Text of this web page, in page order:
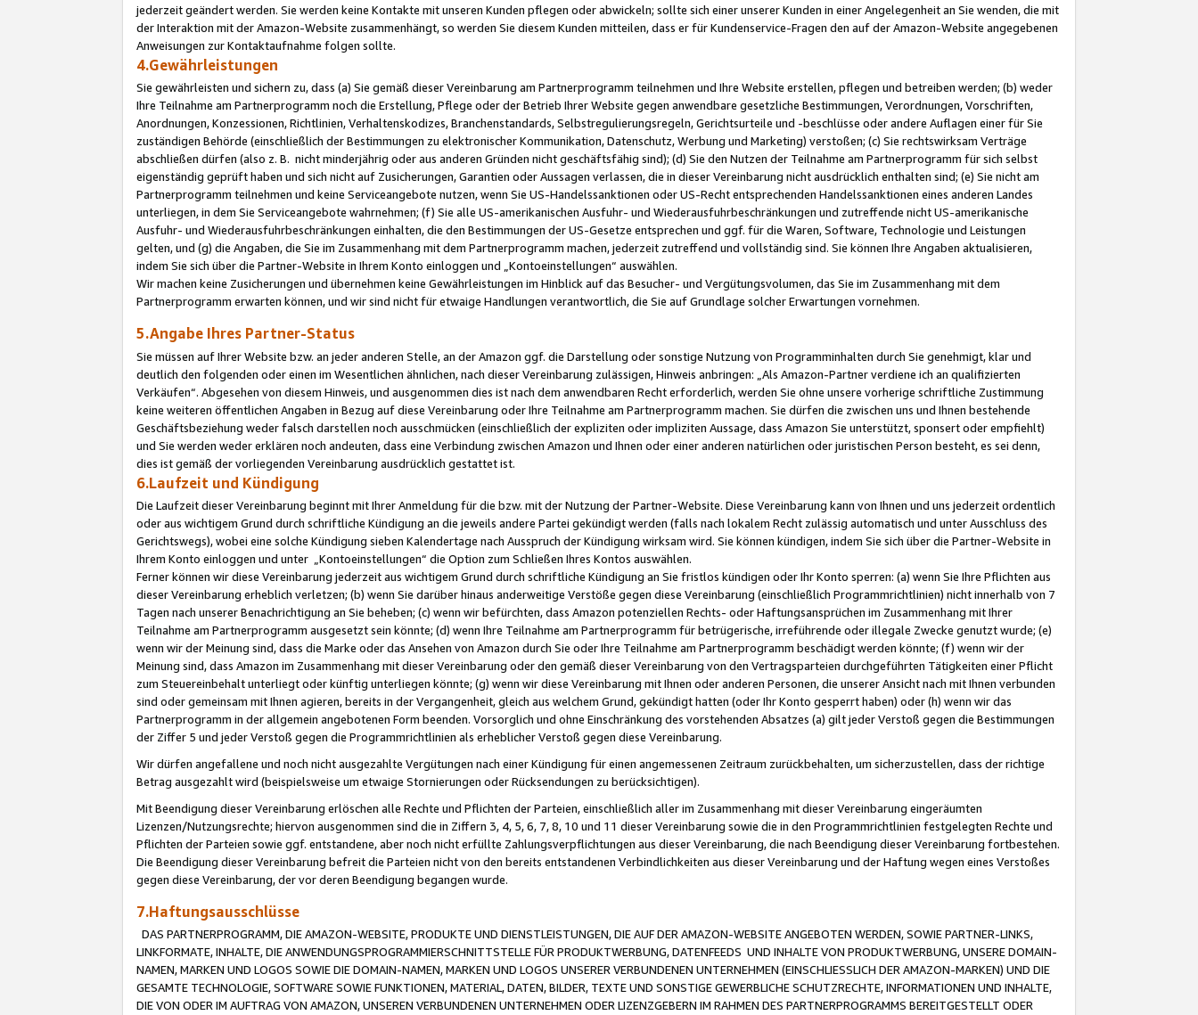
jederzeit geändert werden. Sie werden keine Kontakte mit unseren Kunden pflegen oder abwickeln; sollte sich einer unserer Kunden in einer Angelegenheit an Sie wenden, die mit
der Interaktion mit der Amazon-Website zusammenhängt, so werden Sie diesem Kunden mitteilen, dass er für Kundenservice-Fragen den auf der Amazon-Website angegebenen
Anweisungen zur Kontaktaufnahme folgen sollte.
4.Gewährleistungen
Sie gewährleisten und sichern zu, dass (a) Sie gemäß dieser Vereinbarung am Partnerprogramm teilnehmen und Ihre Website erstellen, pflegen und betreiben werden; (b) weder
Ihre Teilnahme am Partnerprogramm noch die Erstellung, Pflege oder der Betrieb Ihrer Website gegen anwendbare gesetzliche Bestimmungen, Verordnungen, Vorschriften,
Anordnungen, Konzessionen, Richtlinien, Verhaltenskodizes, Branchenstandards, Selbstregulierungsregeln, Gerichtsurteile und -beschlüsse oder andere Auflagen einer für Sie
zuständigen Behörde (einschließlich der Bestimmungen zu elektronischer Kommunikation, Datenschutz, Werbung und Marketing) verstoßen; (c) Sie rechtswirksam Verträge
abschließen dürfen (also z. B. nicht minderjährig oder aus anderen Gründen nicht geschäftsfähig sind); (d) Sie den Nutzen der Teilnahme am Partnerprogramm für sich selbst
eigenständig geprüft haben und sich nicht auf Zusicherungen, Garantien oder Aussagen verlassen, die in dieser Vereinbarung nicht ausdrücklich enthalten sind; (e) Sie nicht am
Partnerprogramm teilnehmen und keine Serviceangebote nutzen, wenn Sie US-Handelssanktionen oder US-Recht entsprechenden Handelssanktionen eines anderen Landes
unterliegen, in dem Sie Serviceangebote wahrnehmen; (f) Sie alle US-amerikanischen Ausfuhr- und Wiederausfuhrbeschränkungen und zutreffende nicht US-amerikanische
Ausfuhr- und Wiederausfuhrbeschränkungen einhalten, die den Bestimmungen der US-Gesetze entsprechen und ggf. für die Waren, Software, Technologie und Leistungen
gelten, und (g) die Angaben, die Sie im Zusammenhang mit dem Partnerprogramm machen, jederzeit zutreffend und vollständig sind. Sie können Ihre Angaben aktualisieren,
indem Sie sich über die Partner-Website in Ihrem Konto einloggen und „Kontoeinstellungen“ auswählen.
Wir machen keine Zusicherungen und übernehmen keine Gewährleistungen im Hinblick auf das Besucher- und Vergütungsvolumen, das Sie im Zusammenhang mit dem
Partnerprogramm erwarten können, und wir sind nicht für etwaige Handlungen verantwortlich, die Sie auf Grundlage solcher Erwartungen vornehmen.
5.Angabe Ihres Partner-Status
Sie müssen auf Ihrer Website bzw. an jeder anderen Stelle, an der Amazon ggf. die Darstellung oder sonstige Nutzung von Programminhalten durch Sie genehmigt, klar und
deutlich den folgenden oder einen im Wesentlichen ähnlichen, nach dieser Vereinbarung zulässigen, Hinweis anbringen: „Als Amazon-Partner verdiene ich an qualifizierten
Verkäufen“. Abgesehen von diesem Hinweis, und ausgenommen dies ist nach dem anwendbaren Recht erforderlich, werden Sie ohne unsere vorherige schriftliche Zustimmung
keine weiteren öffentlichen Angaben in Bezug auf diese Vereinbarung oder Ihre Teilnahme am Partnerprogramm machen. Sie dürfen die zwischen uns und Ihnen bestehende
Geschäftsbeziehung weder falsch darstellen noch ausschmücken (einschließlich der expliziten oder impliziten Aussage, dass Amazon Sie unterstützt, sponsert oder empfiehlt)
und Sie werden weder erklären noch andeuten, dass eine Verbindung zwischen Amazon und Ihnen oder einer anderen natürlichen oder juristischen Person besteht, es sei denn,
dies ist gemäß der vorliegenden Vereinbarung ausdrücklich gestattet ist.
6.Laufzeit und Kündigung
Die Laufzeit dieser Vereinbarung beginnt mit Ihrer Anmeldung für die bzw. mit der Nutzung der Partner-Website. Diese Vereinbarung kann von Ihnen und uns jederzeit ordentlich
oder aus wichtigem Grund durch schriftliche Kündigung an die jeweils andere Partei gekündigt werden (falls nach lokalem Recht zulässig automatisch und unter Ausschluss des
Gerichtswegs), wobei eine solche Kündigung sieben Kalendertage nach Ausspruch der Kündigung wirksam wird. Sie können kündigen, indem Sie sich über die Partner-Website in
Ihrem Konto einloggen und unter „Kontoeinstellungen“ die Option zum Schließen Ihres Kontos auswählen.
Ferner können wir diese Vereinbarung jederzeit aus wichtigem Grund durch schriftliche Kündigung an Sie fristlos kündigen oder Ihr Konto sperren: (a) wenn Sie Ihre Pflichten aus
dieser Vereinbarung erheblich verletzen; (b) wenn Sie darüber hinaus anderweitige Verstöße gegen diese Vereinbarung (einschließlich Programmrichtlinien) nicht innerhalb von 7
Tagen nach unserer Benachrichtigung an Sie beheben; (c) wenn wir befürchten, dass Amazon potenziellen Rechts- oder Haftungsansprüchen im Zusammenhang mit Ihrer
Teilnahme am Partnerprogramm ausgesetzt sein könnte; (d) wenn Ihre Teilnahme am Partnerprogramm für betrügerische, irreführende oder illegale Zwecke genutzt wurde; (e)
wenn wir der Meinung sind, dass die Marke oder das Ansehen von Amazon durch Sie oder Ihre Teilnahme am Partnerprogramm beschädigt werden könnte; (f) wenn wir der
Meinung sind, dass Amazon im Zusammenhang mit dieser Vereinbarung oder den gemäß dieser Vereinbarung von den Vertragsparteien durchgeführten Tätigkeiten einer Pflicht
zum Steuereinbehalt unterliegt oder künftig unterliegen könnte; (g) wenn wir diese Vereinbarung mit Ihnen oder anderen Personen, die unserer Ansicht nach mit Ihnen verbunden
sind oder gemeinsam mit Ihnen agieren, bereits in der Vergangenheit, gleich aus welchem Grund, gekündigt hatten (oder Ihr Konto gesperrt haben) oder (h) wenn wir das
Partnerprogramm in der allgemein angebotenen Form beenden. Vorsorglich und ohne Einschränkung des vorstehenden Absatzes (a) gilt jeder Verstoß gegen die Bestimmungen
der Ziffer 5 und jeder Verstoß gegen die Programmrichtlinien als erheblicher Verstoß gegen diese Vereinbarung.
Wir dürfen angefallene und noch nicht ausgezahlte Vergütungen nach einer Kündigung für einen angemessenen Zeitraum zurückbehalten, um sicherzustellen, dass der richtige
Betrag ausgezahlt wird (beispielsweise um etwaige Stornierungen oder Rücksendungen zu berücksichtigen).
Mit Beendigung dieser Vereinbarung erlöschen alle Rechte und Pflichten der Parteien, einschließlich aller im Zusammenhang mit dieser Vereinbarung eingeräumten
Lizenzen/Nutzungsrechte; hiervon ausgenommen sind die in Ziffern 3, 4, 5, 6, 7, 8, 10 und 11 dieser Vereinbarung sowie die in den Programmrichtlinien festgelegten Rechte und
Pflichten der Parteien sowie ggf. entstandene, aber noch nicht erfüllte Zahlungsverpflichtungen aus dieser Vereinbarung, die nach Beendigung dieser Vereinbarung fortbestehen.
Die Beendigung dieser Vereinbarung befreit die Parteien nicht von den bereits entstandenen Verbindlichkeiten aus dieser Vereinbarung und der Haftung wegen eines Verstoßes
gegen diese Vereinbarung, der vor deren Beendigung begangen wurde.
7.Haftungsausschlüsse
DAS PARTNERPROGRAMM, DIE AMAZON-WEBSITE, PRODUKTE UND DIENSTLEISTUNGEN, DIE AUF DER AMAZON-WEBSITE ANGEBOTEN WERDEN, SOWIE PARTNER-LINKS,
LINKFORMATE, INHALTE, DIE ANWENDUNGSPROGRAMMIERSCHNITTSTELLE FÜR PRODUKTWERBUNG, DATENFEEDS UND INHALTE VON PRODUKTWERBUNG, UNSERE DOMAIN-
NAMEN, MARKEN UND LOGOS SOWIE DIE DOMAIN-NAMEN, MARKEN UND LOGOS UNSERER VERBUNDENEN UNTERNEHMEN (EINSCHLIESSLICH DER AMAZON-MARKEN) UND DIE
GESAMTE TECHNOLOGIE, SOFTWARE SOWIE FUNKTIONEN, MATERIAL, DATEN, BILDER, TEXTE UND SONSTIGE GEWERBLICHE SCHUTZRECHTE, INFORMATIONEN UND INHALTE,
DIE VON ODER IM AUFTRAG VON AMAZON, UNSEREN VERBUNDENEN UNTERNEHMEN ODER LIZENZGEBERN IM RAHMEN DES PARTNERPROGRAMMS BEREITGESTELLT ODER